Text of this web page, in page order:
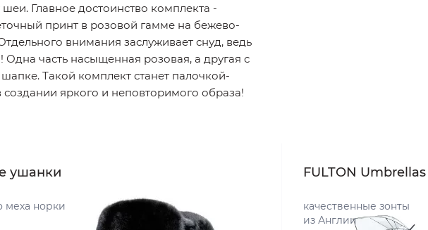
шеи. Главное достоинство комплекта -
принт в розовой гамме на бежево-
внимания заслуживает снуд, ведь
Одна часть насыщенная розовая, а другая с
Такой комплект станет палочкой-
яркого и неповторимого образа!
ушанки
меха норки
FULTON Umbrellas
качественные зонты
из Англии